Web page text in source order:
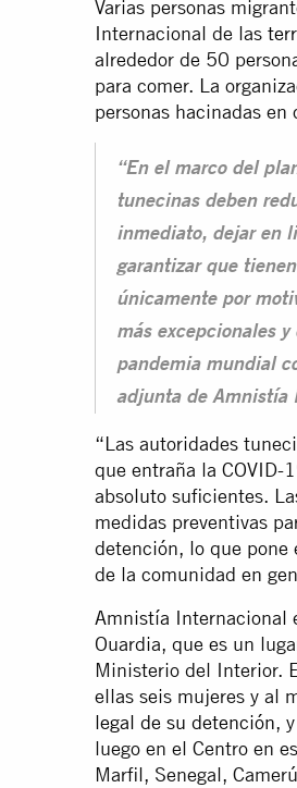
Varias personas
Internacional de las
alrededor de 50
para comer. La
personas hacinadas
“En el marco del
tunecinas deben
inmediato, dejar en
garantizar que
únicamente por
más excepcionales
pandemia mundial
adjunta de Amnistía
“Las autoridades
que entraña la COVID-
absoluto suficientes.
medidas preventivas
detención, lo que pone
de la comunidad en
Amnistía Internacional
Ouardia, que es un
Ministerio del Interior.
ellas seis mujeres y al
legal de su detención,
luego en el Centro en
Marfil, Senegal,